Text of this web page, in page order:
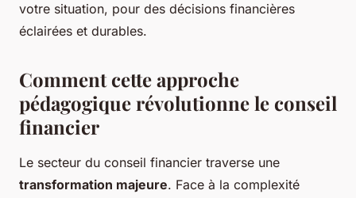
votre situation, pour des décisions financières
éclairées et durables.
Comment cette approche
pédagogique révolutionne le conseil
financier
Le secteur du conseil financier traverse une
transformation majeure. Face à la complexité